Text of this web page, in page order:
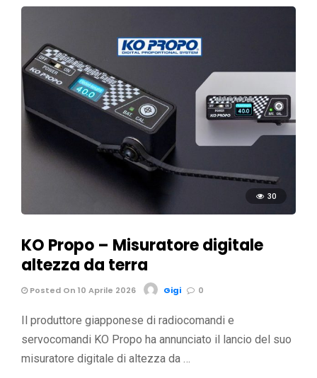
30
KO Propo – Misuratore digitale
altezza da terra
Posted On 10 Aprile 2026 Gigi 0
Il produttore giapponese di radiocomandi e
servocomandi KO Propo ha annunciato il lancio del suo
misuratore digitale di altezza da …